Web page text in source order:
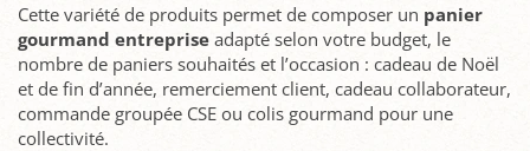
Cette variété de produits permet de composer un panier
gourmand entreprise adapté selon votre budget, le
nombre de paniers souhaités et l’occasion : cadeau de Noël
et de fin d’année, remerciement client, cadeau collaborateur,
commande groupée CSE ou colis gourmand pour une
collectivité.